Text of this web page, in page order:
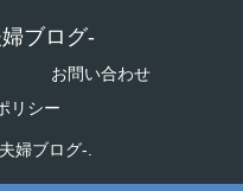
ブログ-
お問い合わせ
リシー
婦ブログ-.